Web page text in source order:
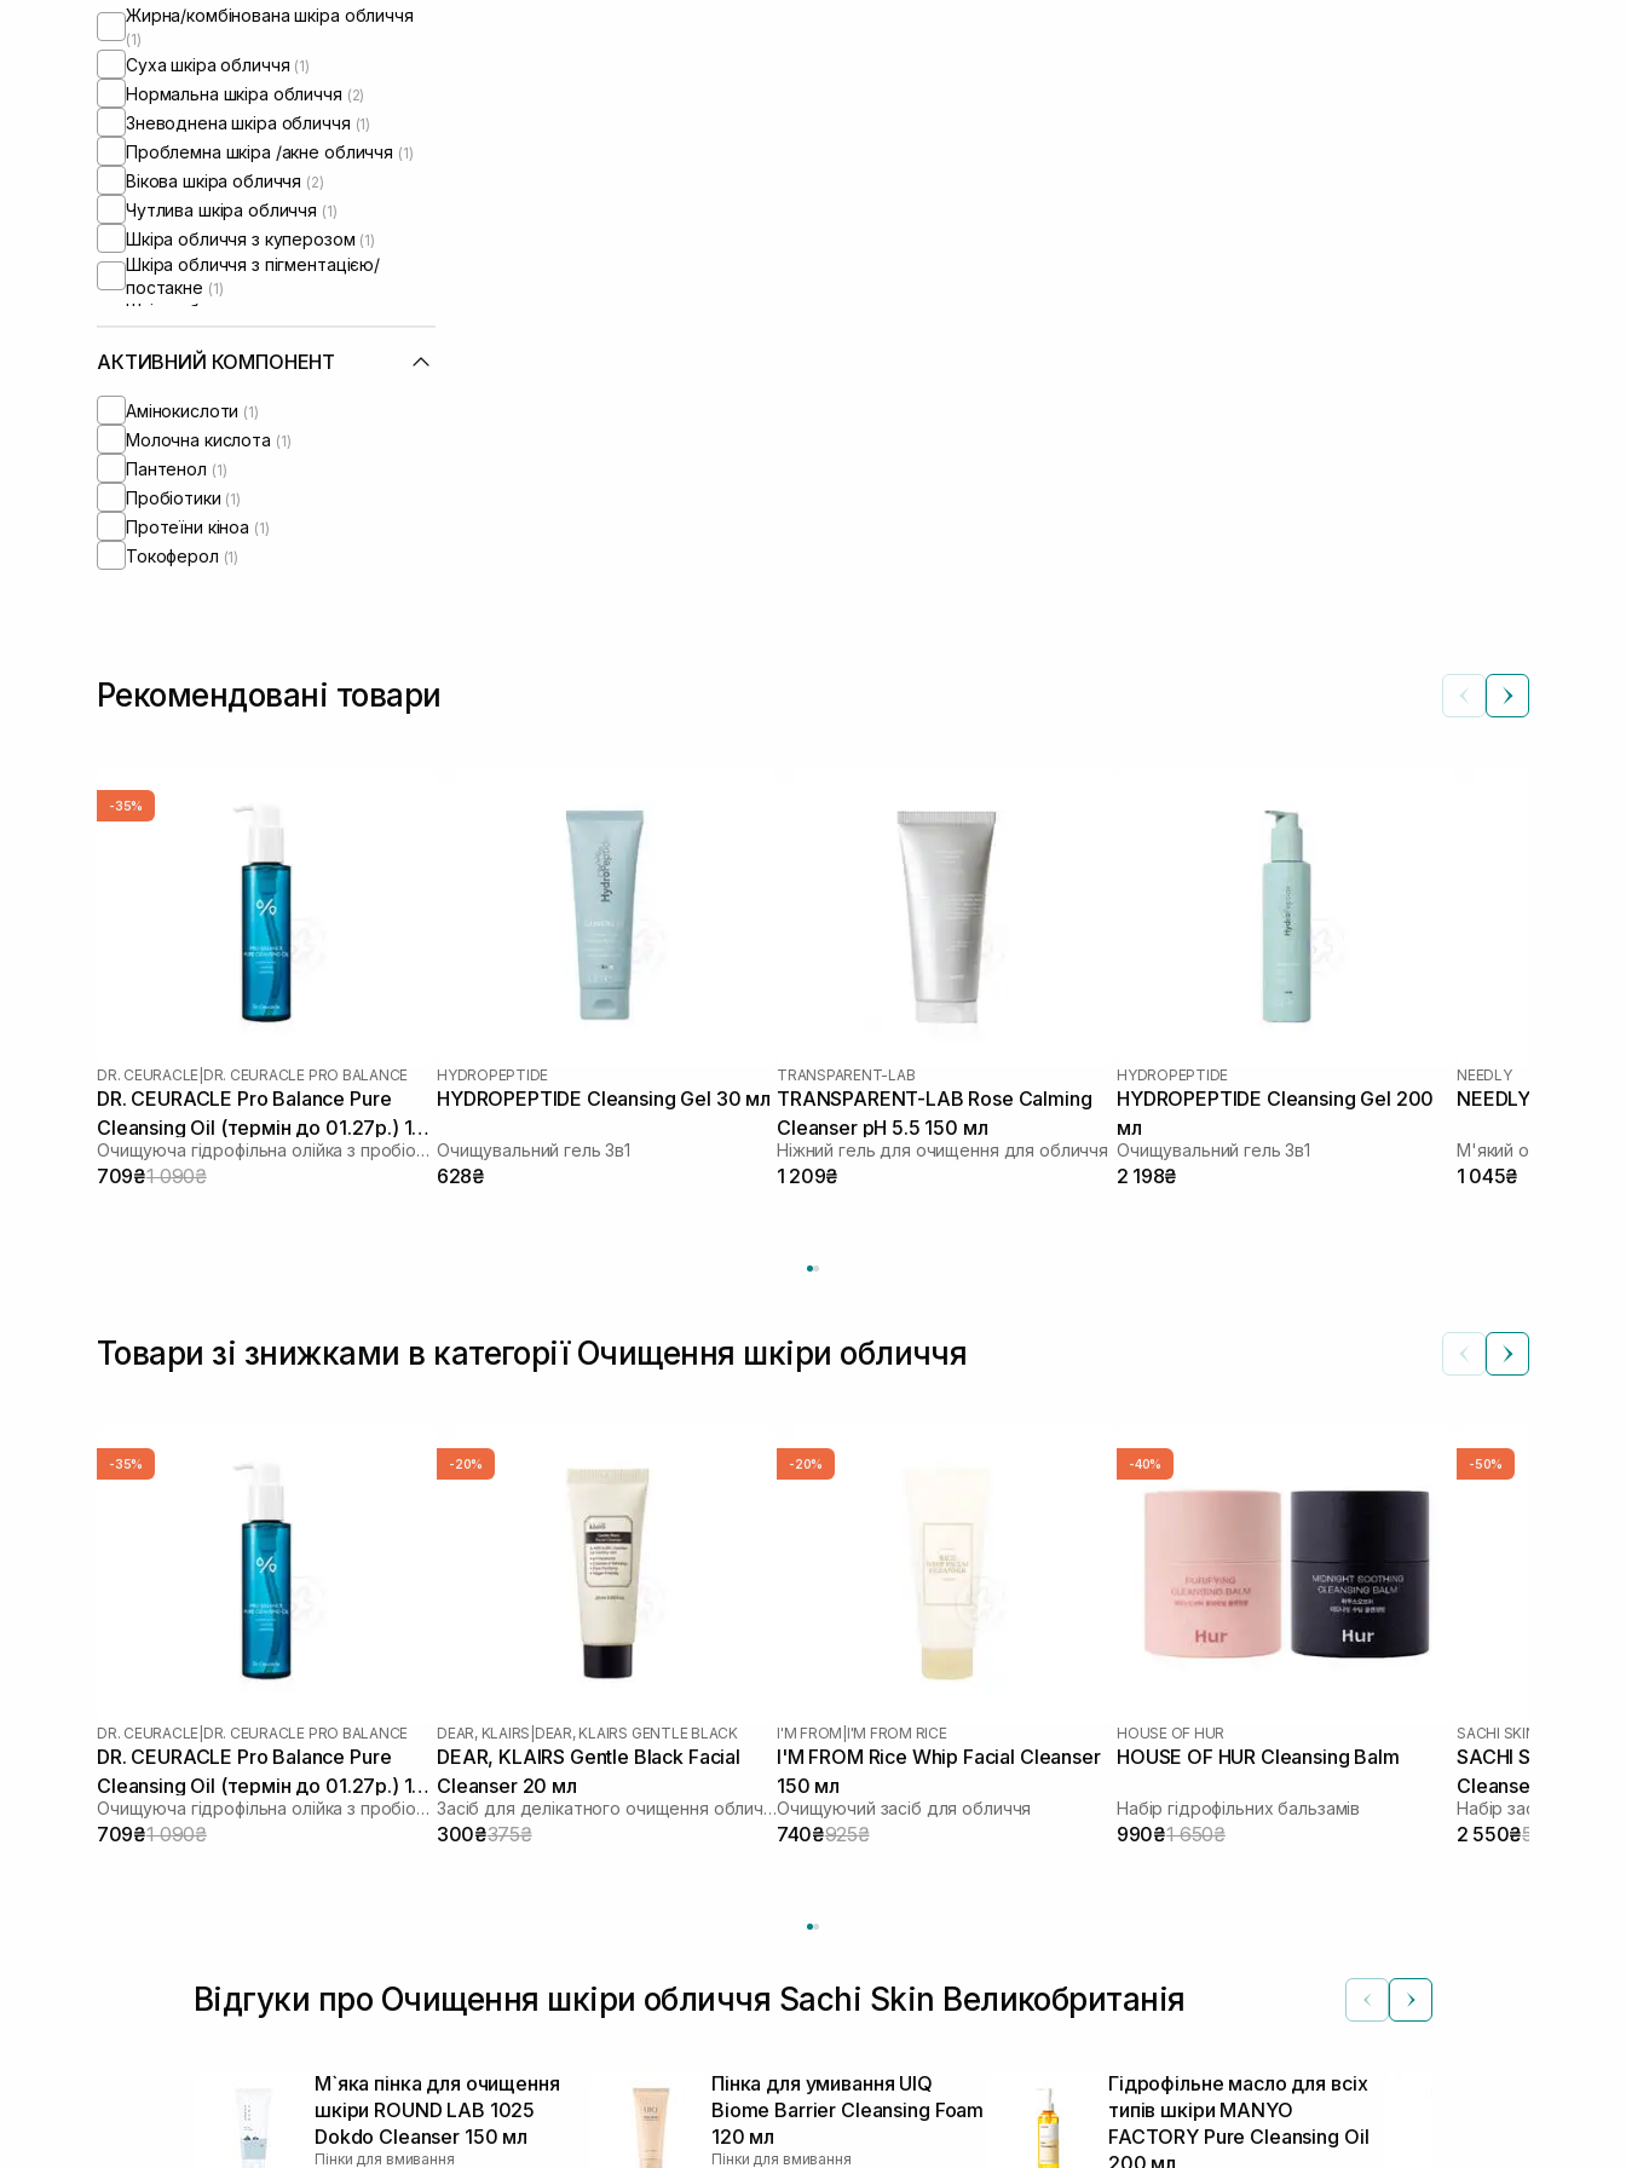
Жирна/комбінована шкіра обличчя
(1)
Суха шкіра обличчя (1)
Нормальна шкіра обличчя (2)
Зневоднена шкіра обличчя (1)
Проблемна шкіра /акне обличчя (1)
Вікова шкіра обличчя (2)
Чутлива шкіра обличчя (1)
Шкіра обличчя з куперозом (1)
Шкіра обличчя з пігментацією/
постакне (1)
Шкіра обличчя з розширеними
порами
Шкіра обличчя з порушеним
Шкіра обличчя з порушеним
АКТИВНИЙ КОМПОНЕНТ
Амінокислоти (1)
Молочна кислота (1)
Пантенол (1)
Пробіотики (1)
Протеїни кіноа (1)
Токоферол (1)
Рекомендовані товари
-35%
DR. CEURACLE DR. CEURACLE PRO BALANCE
DR. CEURACLE Pro Balance Pure
Cleansing Oil (термін до 01.27р.) 155
мл
Очищуюча гідрофільна олійка з пробіотиками
709₴1 090₴
HYDROPEPTIDE
HYDROPEPTIDE Cleansing Gel 30 мл
Очищувальний гель 3в1
628₴
TRANSPARENT-LAB
TRANSPARENT-LAB Rose Calming
Cleanser pH 5.5 150 мл
Ніжний гель для очищення для обличчя
1 209₴
HYDROPEPTIDE
HYDROPEPTIDE Cleansing Gel 200
мл
Очищувальний гель 3в1
2 198₴
NEEDLY
NEEDLY Mild
М'який очищуючий
1 045₴
Товари зі знижками в категорії Очищення шкіри обличчя
-35%
DR. CEURACLE DR. CEURACLE PRO BALANCE
DR. CEURACLE Pro Balance Pure
Cleansing Oil (термін до 01.27р.) 155
мл
Очищуюча гідрофільна олійка з пробіотиками
709₴1 090₴
-20%
DEAR, KLAIRS DEAR, KLAIRS GENTLE BLACK
DEAR, KLAIRS Gentle Black Facial
Cleanser 20 мл
Засіб для делікатного очищення обличчя
300₴375₴
-20%
I'M FROM I'M FROM RICE
I'M FROM Rice Whip Facial Cleanser
150 мл
Очищуючий засіб для обличчя
740₴925₴
-40%
HOUSE OF HUR
HOUSE OF HUR Cleansing Balm
Набір гідрофільних бальзамів
990₴1 650₴
-50%
SACHI SKIN
SACHI SKIN
Cleanser 2 шт
2 550₴5 100₴
Відгуки про Очищення шкіри обличчя Sachi Skin Великобританія
М`яка пінка для очищення
шкіри ROUND LAB 1025
Dokdo Cleanser 150 мл
Пінки для вмивання
Пінка для умивання UIQ
Biome Barrier Cleansing Foam
120 мл
Пінки для вмивання
Гідрофільне масло для всіх
типів шкіри MANYO
FACTORY Pure Cleansing Oil
200 мл